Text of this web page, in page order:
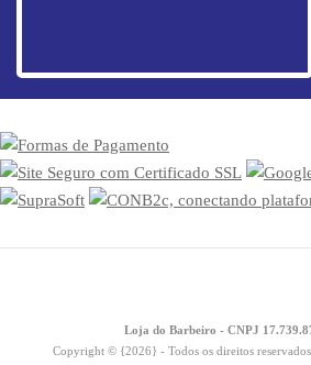
Loja do Barbeiro - CNPJ
Copyright © {2026} - Todos os direitos